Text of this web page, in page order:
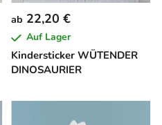
Kindersticker WÜTENDER
DINOSAURIER
ab 22,20 €
Auf Lager